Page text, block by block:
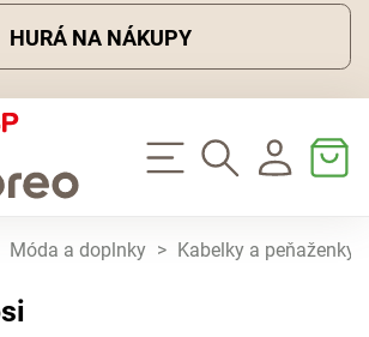
HURÁ NA NÁKUPY
Móda a doplnky > Kabelky a peňaženky